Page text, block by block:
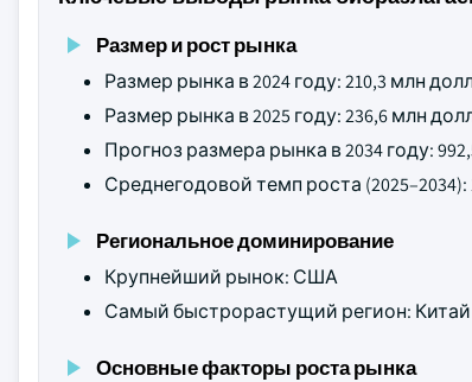
Размер и рост рынка
Размер рынка в 2024 году: 210,3 млн
Размер рынка в 2025 году: 236,6 млн
Прогноз размера рынка в 2034 году:
Среднегодовой темп роста (2025–2034):
Региональное доминирование
Крупнейший рынок: США
Самый быстрорастущий регион: Китай
Основные факторы роста рынка